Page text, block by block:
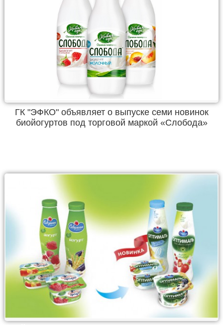
ГК "ЭФКО" объявляет о выпуске семи новинок
биойогуртов под торговой маркой «Слобода»